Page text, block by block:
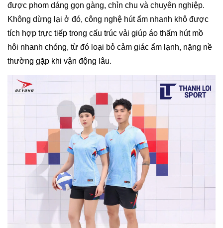
được phom dáng gọn gàng, chỉn chu và chuyên nghiệp.
Không dừng lại ở đó, công nghệ hút ẩm nhanh khô được
tích hợp trực tiếp trong cấu trúc vải giúp áo thấm hút mồ
hôi nhanh chóng, từ đó loại bỏ cảm giác ẩm lạnh, nặng nề
thường gặp khi vận động lâu.